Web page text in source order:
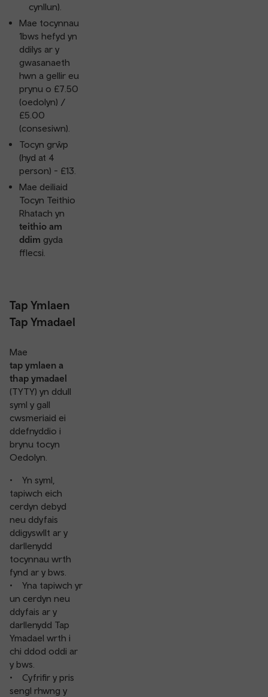
cynllun).
Mae tocynnau
1bws hefyd yn
ddilys ar y
gwasanaeth
hwn a gellir eu
prynu o £7.50
(oedolyn) /
£5.00
(consesiwn).
Tocyn grŵp
(hyd at 4
person) - £13.
Mae deiliaid
Tocyn Teithio
Rhatach yn
teithio am
ddim gyda
fflecsi.
Tap Ymlaen
Tap Ymadael
Mae
tap ymlaen a
thap ymadael
(TYTY) yn ddull
syml y gall
cwsmeriaid ei
ddefnyddio i
brynu tocyn
Oedolyn.
• Yn syml,
tapiwch eich
cerdyn debyd
neu ddyfais
ddigyswllt ar y
darllenydd
tocynnau wrth
fynd ar y bws.
• Yna tapiwch yr
un cerdyn neu
ddyfais ar y
darllenydd Tap
Ymadael wrth i
chi ddod oddi ar
y bws.
• Cyfrifir y pris
sengl rhwng y